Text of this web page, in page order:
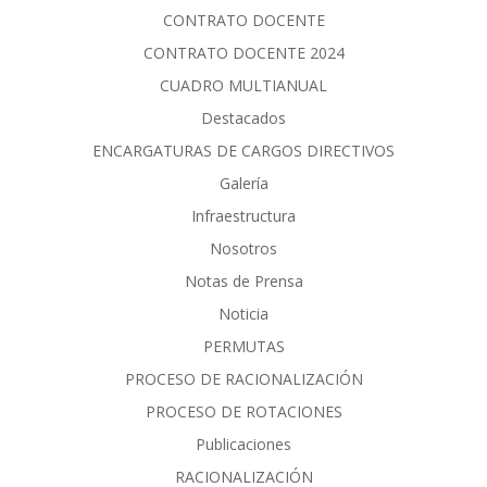
CONTRATO DOCENTE
CONTRATO DOCENTE 2024
CUADRO MULTIANUAL
Destacados
ENCARGATURAS DE CARGOS DIRECTIVOS
Galería
Infraestructura
Nosotros
Notas de Prensa
Noticia
PERMUTAS
PROCESO DE RACIONALIZACIÓN
PROCESO DE ROTACIONES
Publicaciones
RACIONALIZACIÓN